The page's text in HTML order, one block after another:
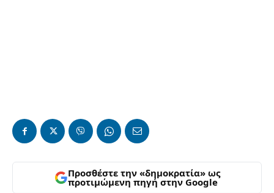
Προσθέστε την «δημοκρατία» ως
προτιμώμενη πηγή στην Google